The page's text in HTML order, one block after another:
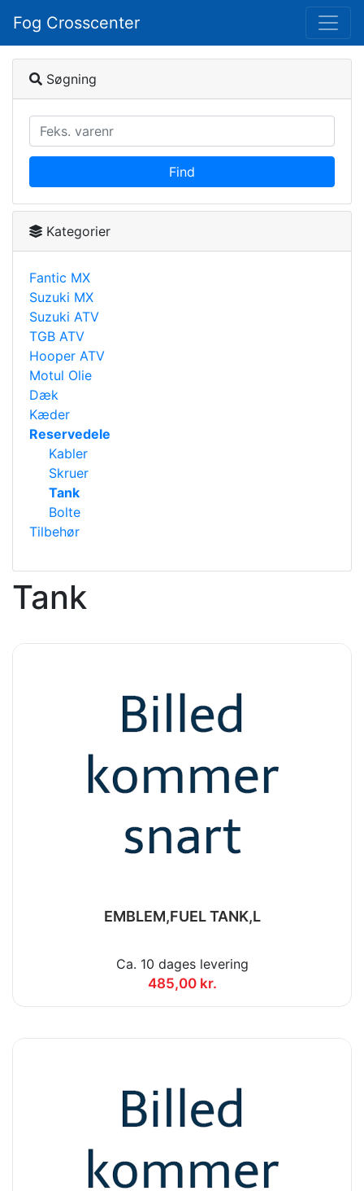
Fog Crosscenter
Søgning
Find
Kategorier
Fantic MX
Suzuki MX
Suzuki ATV
TGB ATV
Hooper ATV
Motul Olie
Dæk
Kæder
Reservedele
Kabler
Skruer
Tank
Bolte
Tilbehør
Tank
EMBLEM,FUEL TANK,L
Ca. 10 dages levering
485,00 kr.